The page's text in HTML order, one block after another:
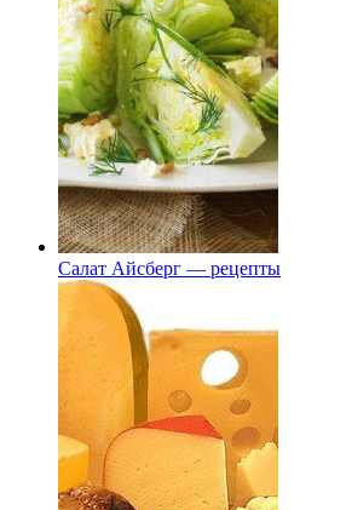
Салат Айсберг — рецепты